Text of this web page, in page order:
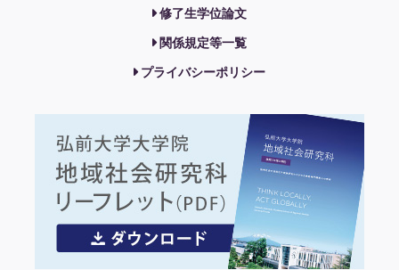
修了生学位論文
関係規定等一覧
プライバシーポリシー